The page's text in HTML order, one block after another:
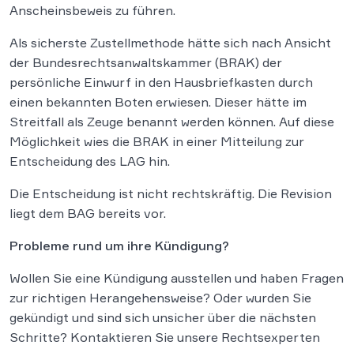
Anscheinsbeweis zu führen.
Als sicherste Zustellmethode hätte sich nach Ansicht
der Bundesrechtsanwaltskammer (BRAK) der
persönliche Einwurf in den Hausbriefkasten durch
einen bekannten Boten erwiesen. Dieser hätte im
Streitfall als Zeuge benannt werden können. Auf diese
Möglichkeit wies die BRAK in einer Mitteilung zur
Entscheidung des LAG hin.
Die Entscheidung ist nicht rechtskräftig. Die Revision
liegt dem BAG bereits vor.
Probleme rund um ihre Kündigung?
Wollen Sie eine Kündigung ausstellen und haben Fragen
zur richtigen Herangehensweise? Oder wurden Sie
gekündigt und sind sich unsicher über die nächsten
Schritte? Kontaktieren Sie unsere Rechtsexperten